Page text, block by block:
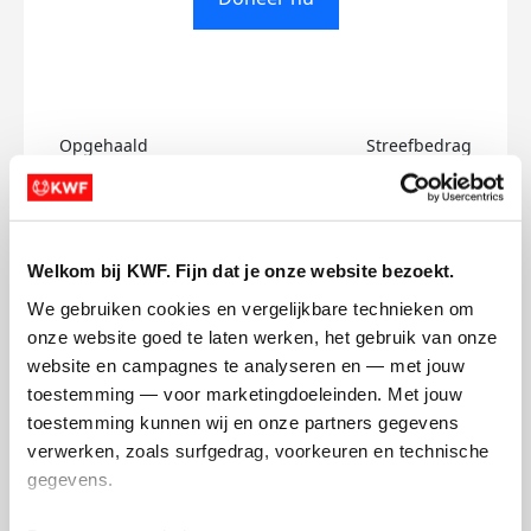
Welkom bij KWF. Fijn dat je onze website bezoekt.
We gebruiken cookies en vergelijkbare technieken om
onze website goed te laten werken, het gebruik van onze
website en campagnes te analyseren en — met jouw
toestemming — voor marketingdoeleinden. Met jouw
toestemming kunnen wij en onze partners gegevens
verwerken, zoals surfgedrag, voorkeuren en technische
gegevens.
Opgehaald
€0
Streefbedrag
€500
Sem's badges